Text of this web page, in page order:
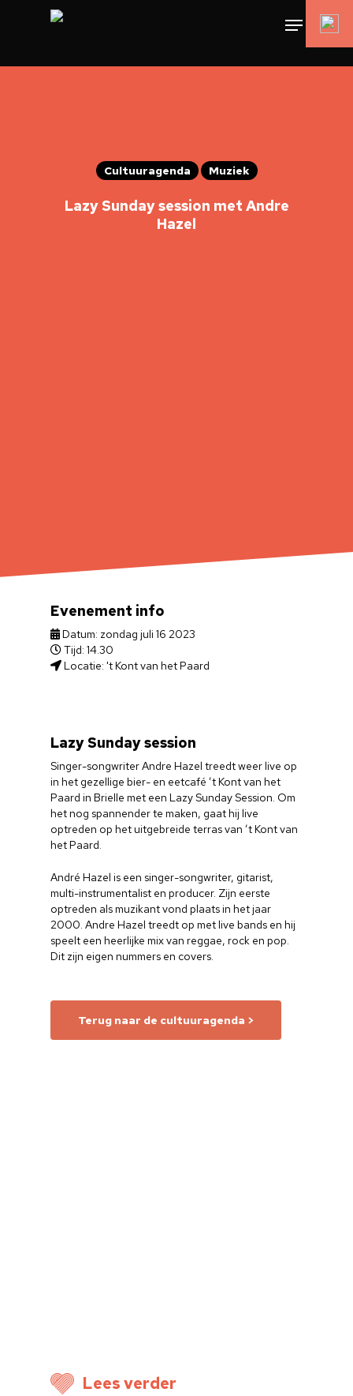
Cultuuragenda Muziek
Lazy Sunday session met Andre
Hazel
Lazy Sunday session
Singer-songwriter Andre Hazel treedt weer live op
in het gezellige bier- en eetcafé ’t Kont van het
Paard in Brielle met een Lazy Sunday Session. Om
het nog spannender te maken, gaat hij live
optreden op het uitgebreide terras van ’t Kont van
het Paard.
André Hazel is een singer-songwriter, gitarist,
multi-instrumentalist en producer. Zijn eerste
optreden als muzikant vond plaats in het jaar
2000. Andre Hazel treedt op met live bands en hij
speelt een heerlijke mix van reggae, rock en pop.
Dit zijn eigen nummers en covers.
Terug naar de cultuuragenda >
Evenement info
Datum: zondag juli 16 2023
Tijd: 14.30
Locatie: 't Kont van het Paard
Lees verder